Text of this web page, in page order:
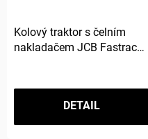
Kolový traktor s čelním
nakladačem JCB Fastrac
DETAIL